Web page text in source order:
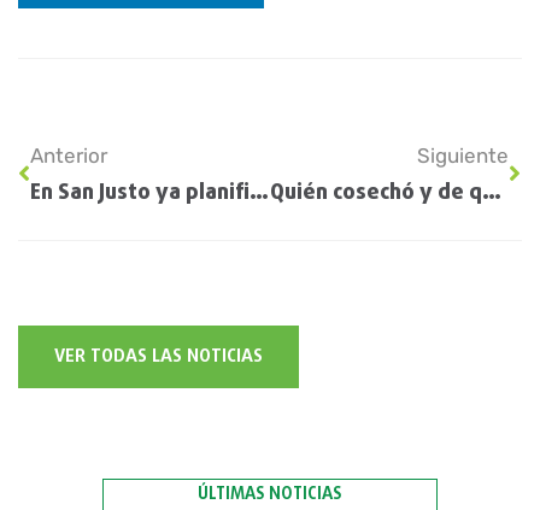
Anterior
En San Justo ya planifican la campaña fina
Siguiente
Quién cosechó y de qué variedad es el primer lote de soja de la campaña
VER TODAS LAS NOTICIAS
ÚLTIMAS NOTICIAS